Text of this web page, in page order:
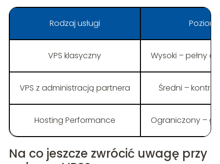
Rodzaj usługi Poziom
VPS klasyczny Wysoki – pełny
VPS z administracją partnera Średni –
Hosting Performance Ograniczony –
Na co jeszcze zwrócić uwagę przy